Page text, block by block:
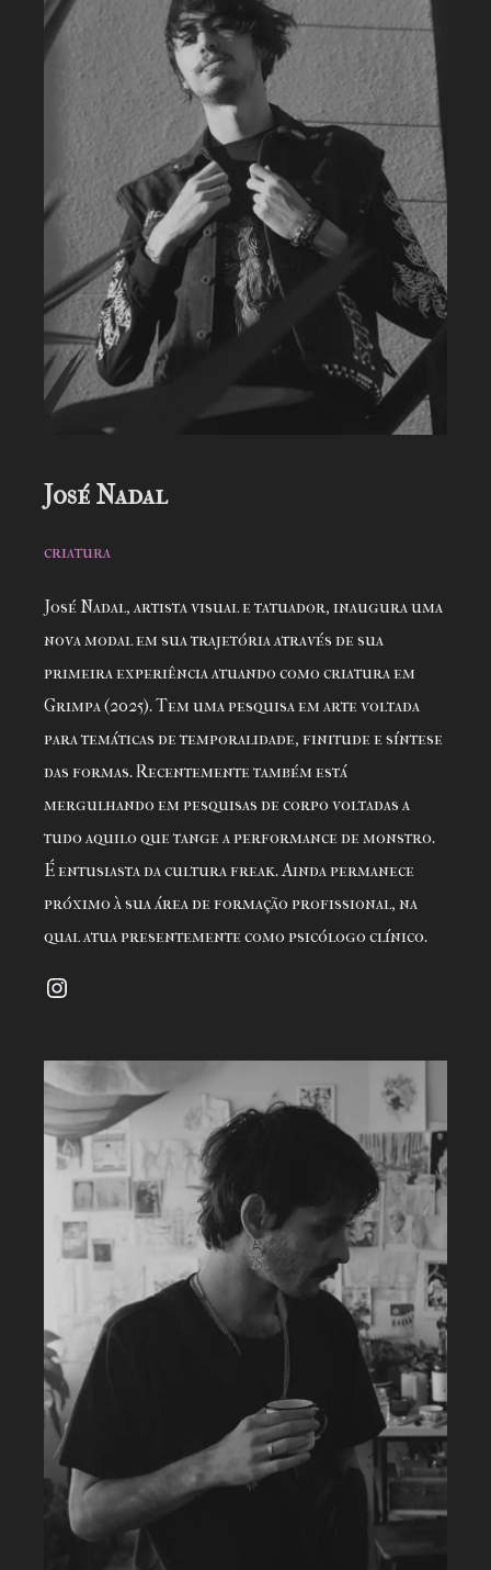
José Nadal
criatura
José Nadal, artista visual e tatuador, inaugura uma
nova modal em sua trajetória através de sua
primeira experiência atuando como criatura em
Grimpa (2025). Tem uma pesquisa em arte voltada
para temáticas de temporalidade, finitude e síntese
das formas. Recentemente também está
mergulhando em pesquisas de corpo voltadas a
tudo aquilo que tange a performance de monstro.
É entusiasta da cultura freak. Ainda permanece
próximo à sua área de formação profissional, na
qual atua presentemente como psicólogo clínico.
Instagram